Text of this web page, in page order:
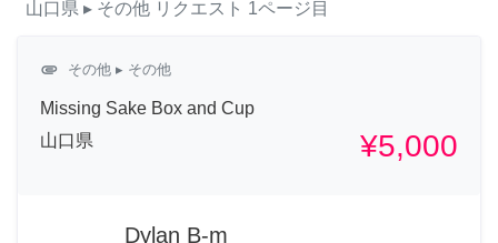
山口県 ▸ その他 リクエスト 1ページ目
attachment その他 ▸ その他
Missing Sake Box and Cup
山口県
¥5,000
Dylan B-m